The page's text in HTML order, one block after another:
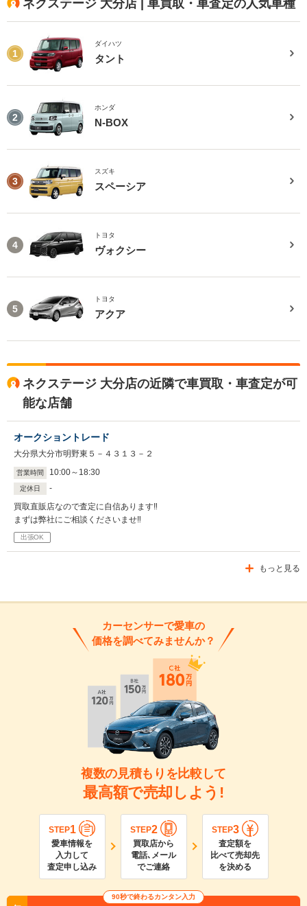
ネクステージ 大分店 | 車買取・車査定の人気車種
1
ダイハツ
タント
2
ホンダ
N-BOX
3
スズキ
スペーシア
4
トヨタ
ヴォクシー
5
トヨタ
アクア
ネクステージ 大分店の近隣で車買取・車査定が可
能な店舗
オークショントレード
大分県大分市明野東５－４３１３－２
営業時間 10:00～ 18:30
定休日
-
買取直販店なので査定に自信あります‼
まずは弊社にご相談くださいませ‼
出張OK
もっと見る
カーセンサーで愛車の
価格を調べてみませんか？
複数の見積もりを比較して
最高額で売却しよう!
STEP1
愛車情報を
入力して
査定申し込み
STEP2
買取店から
電話､メール
でご連絡
STEP3
査定額を
比べて売却先
を決める
90秒で終わるカンタン入力